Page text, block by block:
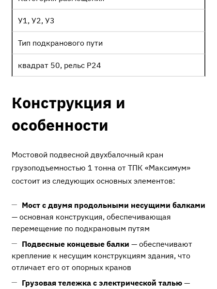
У1, У2, У3
Тип подкранового пути
квадрат 50, рельс Р24
Конструкция и
особенности
Мостовой подвесной двухбалочный кран
грузоподъемностью 1 тонна от ТПК «Максимум»
состоит из следующих основных элементов:
Мост с двумя продольными несущими балками
— основная конструкция, обеспечивающая
перемещение по подкрановым путям
Подвесные концевые балки — обеспечивают
крепление к несущим конструкциям здания, что
отличает его от опорных кранов
Грузовая тележка с электрической талью —